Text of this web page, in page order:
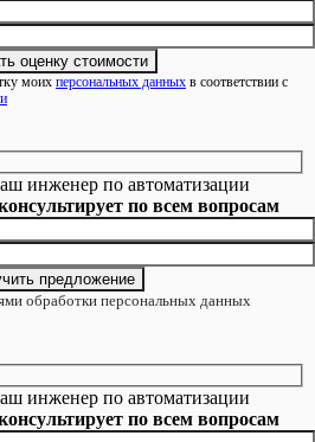
моих персональных данных в соответствии с
инженер по автоматизации
по всем вопросам
обработки персональных данных
инженер по автоматизации
по всем вопросам